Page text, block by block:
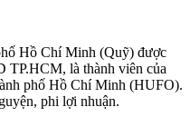
Hồ Chí Minh (Quỹ) được
TP.HCM, là thành viên của
phố Hồ Chí Minh (HUFO).
phi lợi nhuận.